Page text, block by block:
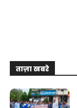
ताज़ा खबरे